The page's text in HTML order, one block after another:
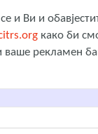
и Ви и
како би
ваше рекламен